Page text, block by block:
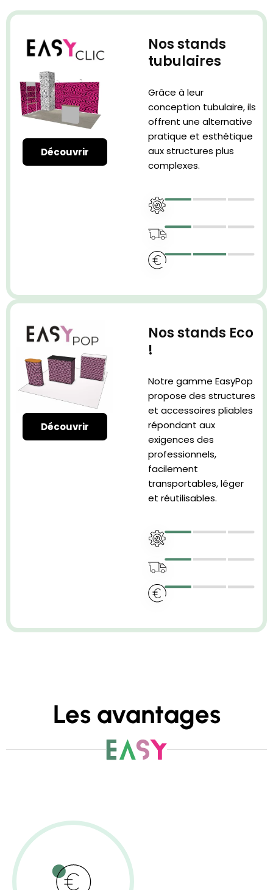
Nos stands
tubulaires
Grâce à leur
conception tubulaire, ils
offrent une alternative
pratique et esthétique
aux structures plus
complexes.
Découvrir
Nos stands Eco
!
Notre gamme EasyPop
propose des structures
et accessoires pliables
répondant aux
exigences des
professionnels,
facilement
transportables, léger
et réutilisables.
Découvrir
Les avantages